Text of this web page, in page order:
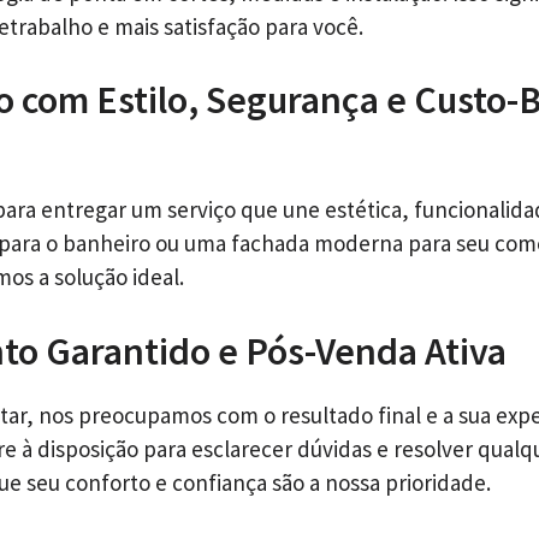
e mais satisfação para você.
com Estilo, Segurança e Custo-
entregar um serviço que une estética,
o banheiro ou uma fachada moderna para seu
a solução ideal.
Garantido e Pós-Venda Ativa
nos preocupamos com o resultado final e a sua
à disposição para esclarecer dúvidas e resolver
seu conforto e confiança são a nossa prioridade.